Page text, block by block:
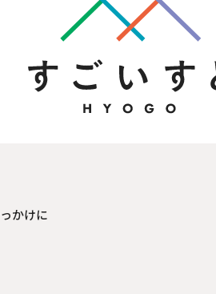
かけに